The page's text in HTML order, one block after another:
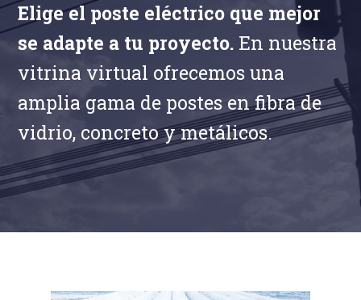
Elige el poste eléctrico que mejor
se adapte a tu proyecto. En nuestra
vitrina virtual ofrecemos una
amplia gama de postes en fibra de
vidrio, concreto y metálicos.